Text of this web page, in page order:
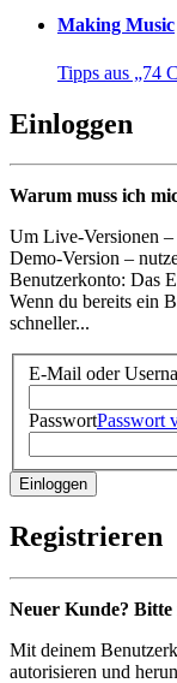
Making Music
Tipps aus „74
Einloggen
Warum muss ich
Um Live-Versionen
Demo-Version –
Benutzerkonto: Das
Wenn du bereits ein
schneller...
E-Mail oder
PasswortPasswort
Registrieren
Neuer Kunde?
Mit deinem
autorisieren und